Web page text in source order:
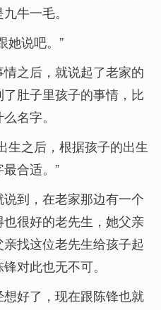
牛一毛。
她说吧。”
之后，就说起了老家的
肚子里孩子的事情，比
名字。
生之后，根据孩子的出生
合适。”
到，在老家那边有一个
很好的老先生，她父亲
找这位老先生给孩子起
对此也无不可。
好了，现在跟陈锋也就